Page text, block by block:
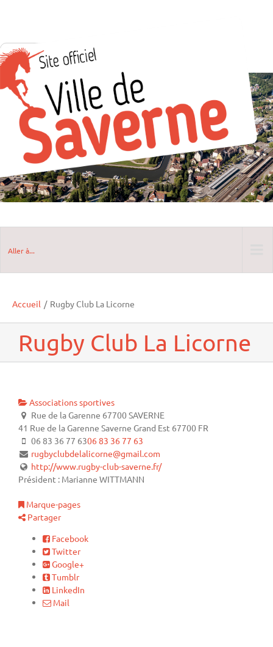
Aller à...
Accueil / Rugby Club La Licorne
Rugby Club La Licorne
Associations sportives
Rue de la Garenne 67700 SAVERNE
41 Rue de la Garenne Saverne Grand Est 67700 FR
06 83 36 77 6306 83 36 77 63
rugbyclubdelalicorne@gmail.com
http://www.rugby-club-saverne.fr/
Président : Marianne WITTMANN
Marque-pages
Partager
Facebook
Twitter
Google+
Tumblr
LinkedIn
Mail